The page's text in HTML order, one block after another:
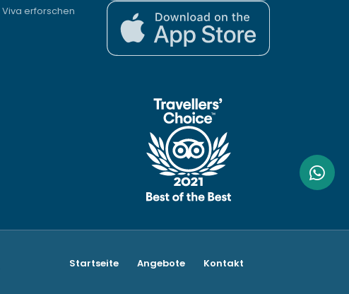
Viva erforschen
Startseite Angebote Kontakt